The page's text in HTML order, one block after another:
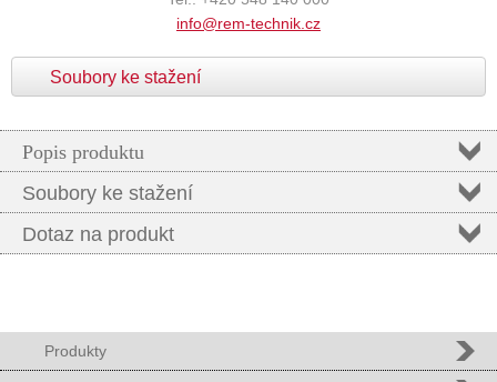
info@rem-technik.cz
Soubory ke stažení
Popis produktu
Soubory ke stažení
Dotaz na produkt
Produkty